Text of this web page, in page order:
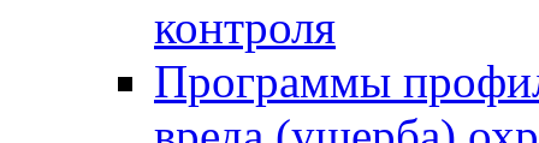
контроля
Программы